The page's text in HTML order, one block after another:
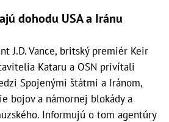
dohodu USA a Iránu
J.D. Vance, britský premiér Keir
Kataru a OSN privítali
Spojenými štátmi a Iránom,
bojov a námornej blokády a
Informujú o tom agentúry